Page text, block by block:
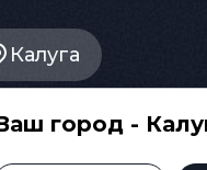
Калуга
город -